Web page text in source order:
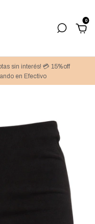
0
sin interés! 💳 15%off
en Efectivo